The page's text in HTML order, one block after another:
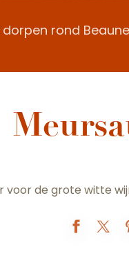
dorpen rond Beaune
de grote witte